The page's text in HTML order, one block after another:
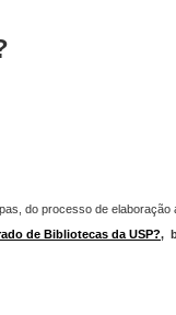
do processo de elaboração
de Bibliotecas da USP?,